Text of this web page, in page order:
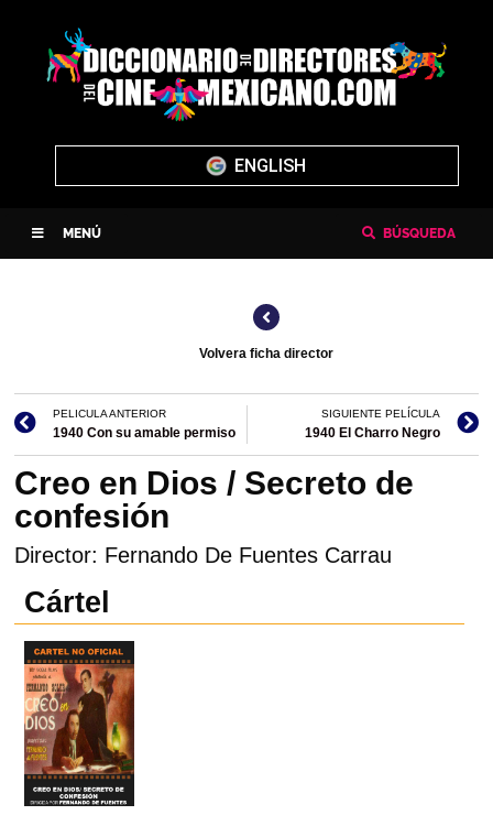
ENGLISH
MENÚ BÚSQUEDA
Volvera ficha director
PELICULA ANTERIOR
1940 Con su amable permiso
SIGUIENTE PELÍCULA
1940 El Charro Negro
Creo en Dios / Secreto de
confesión
Director: Fernando De Fuentes Carrau
Cártel